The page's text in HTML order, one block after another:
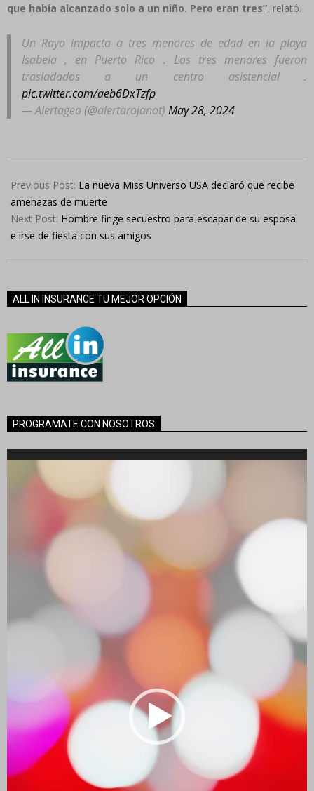
que había alcanzado solo a un niño. Pero eran tres”, relató.
Un Rayo impacta a tres menores de edad en la playa
Isabela , en Puerto Rico . Los tres menores fueron
trasladados a un centro asistencial .
pic.twitter.com/aeb6DxTzfp
— Alertageo (@alertarojanot) May 28, 2024
05-
29
Previous Post: La nueva Miss Universo USA declaró que recibe
amenazas de muerte
Next Post: Hombre finge secuestro para escapar de su esposa
e irse de fiesta con sus amigos
ALL IN INSURANCE TU MEJOR OPCIÓN
PROGRAMATE CON NOSOTROS
Reproductor